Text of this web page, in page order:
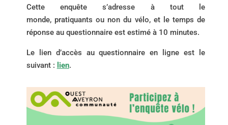
Cette enquête s’adresse à tout le
monde, pratiquants ou non du vélo, et le temps de
réponse au questionnaire est estimé à 10 minutes.
Le lien d’accès au questionnaire en ligne est le
suivant : lien.